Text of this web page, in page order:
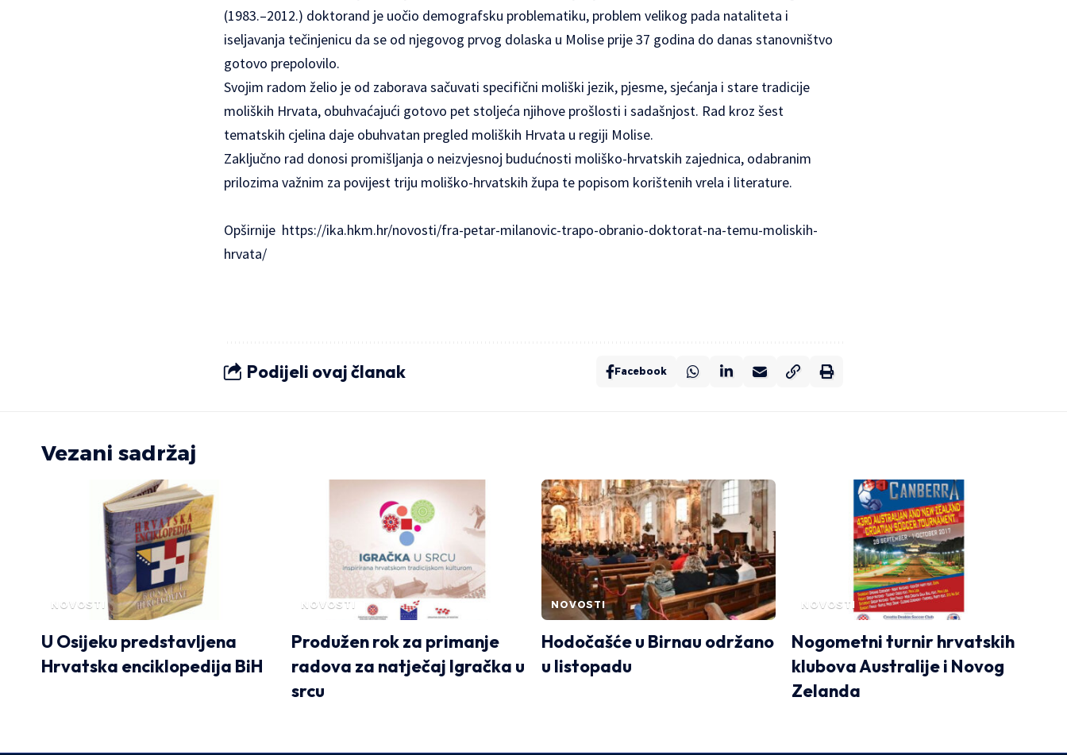
(1983.–2012.) doktorand je uočio demografsku problematiku, problem velikog pada nataliteta i
iseljavanja tečinjenicu da se od njegovog prvog dolaska u Molise prije 37 godina do danas stanovništvo
gotovo prepolovilo.
Svojim radom želio je od zaborava sačuvati specifični moliški jezik, pjesme, sjećanja i stare tradicije
moliških Hrvata, obuhvaćajući gotovo pet stoljeća njihove prošlosti i sadašnjost. Rad kroz šest
tematskih cjelina daje obuhvatan pregled moliških Hrvata u regiji Molise.
Zaključno rad donosi promišljanja o neizvjesnoj budućnosti moliško-hrvatskih zajednica, odabranim
prilozima važnim za povijest triju moliško-hrvatskih župa te popisom korištenih vrela i literature.
Opširnije https://ika.hkm.hr/novosti/fra-petar-milanovic-trapo-obranio-doktorat-na-temu-moliskih-
hrvata/
Podijeli ovaj članak Facebook
Vezani sadržaj
NOVOSTI
U Osijeku predstavljena
Hrvatska enciklopedija BiH
NOVOSTI
Produžen rok za primanje
radova za natječaj Igračka u
srcu
NOVOSTI
Hodočašće u Birnau održano
u listopadu
NOVOSTI
Nogometni turnir hrvatskih
klubova Australije i Novog
Zelanda